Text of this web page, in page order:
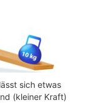
sich etwas
(kleiner Kraft)